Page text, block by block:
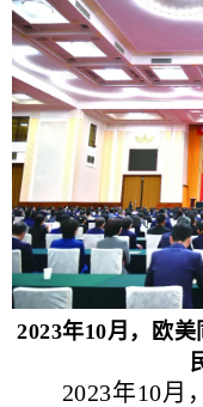
2023年10月，欧
2023年10月，